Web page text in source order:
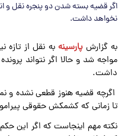
اگر قضیه بسته شدن دو پنجره نقل و
نخواهد داشت.
به گزارش پارسینهبه نقل از تازه
مواجه شد و حالا اگر نتواند
داشت.
اگرچه قضیه هنوز قطعی نشده و
تا زمانی که کشمکش حقوقی
نکته مهم اینجاست که اگر این